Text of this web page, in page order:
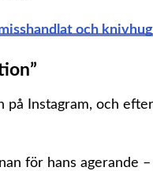
och
på Instagram, och
för hans agerande